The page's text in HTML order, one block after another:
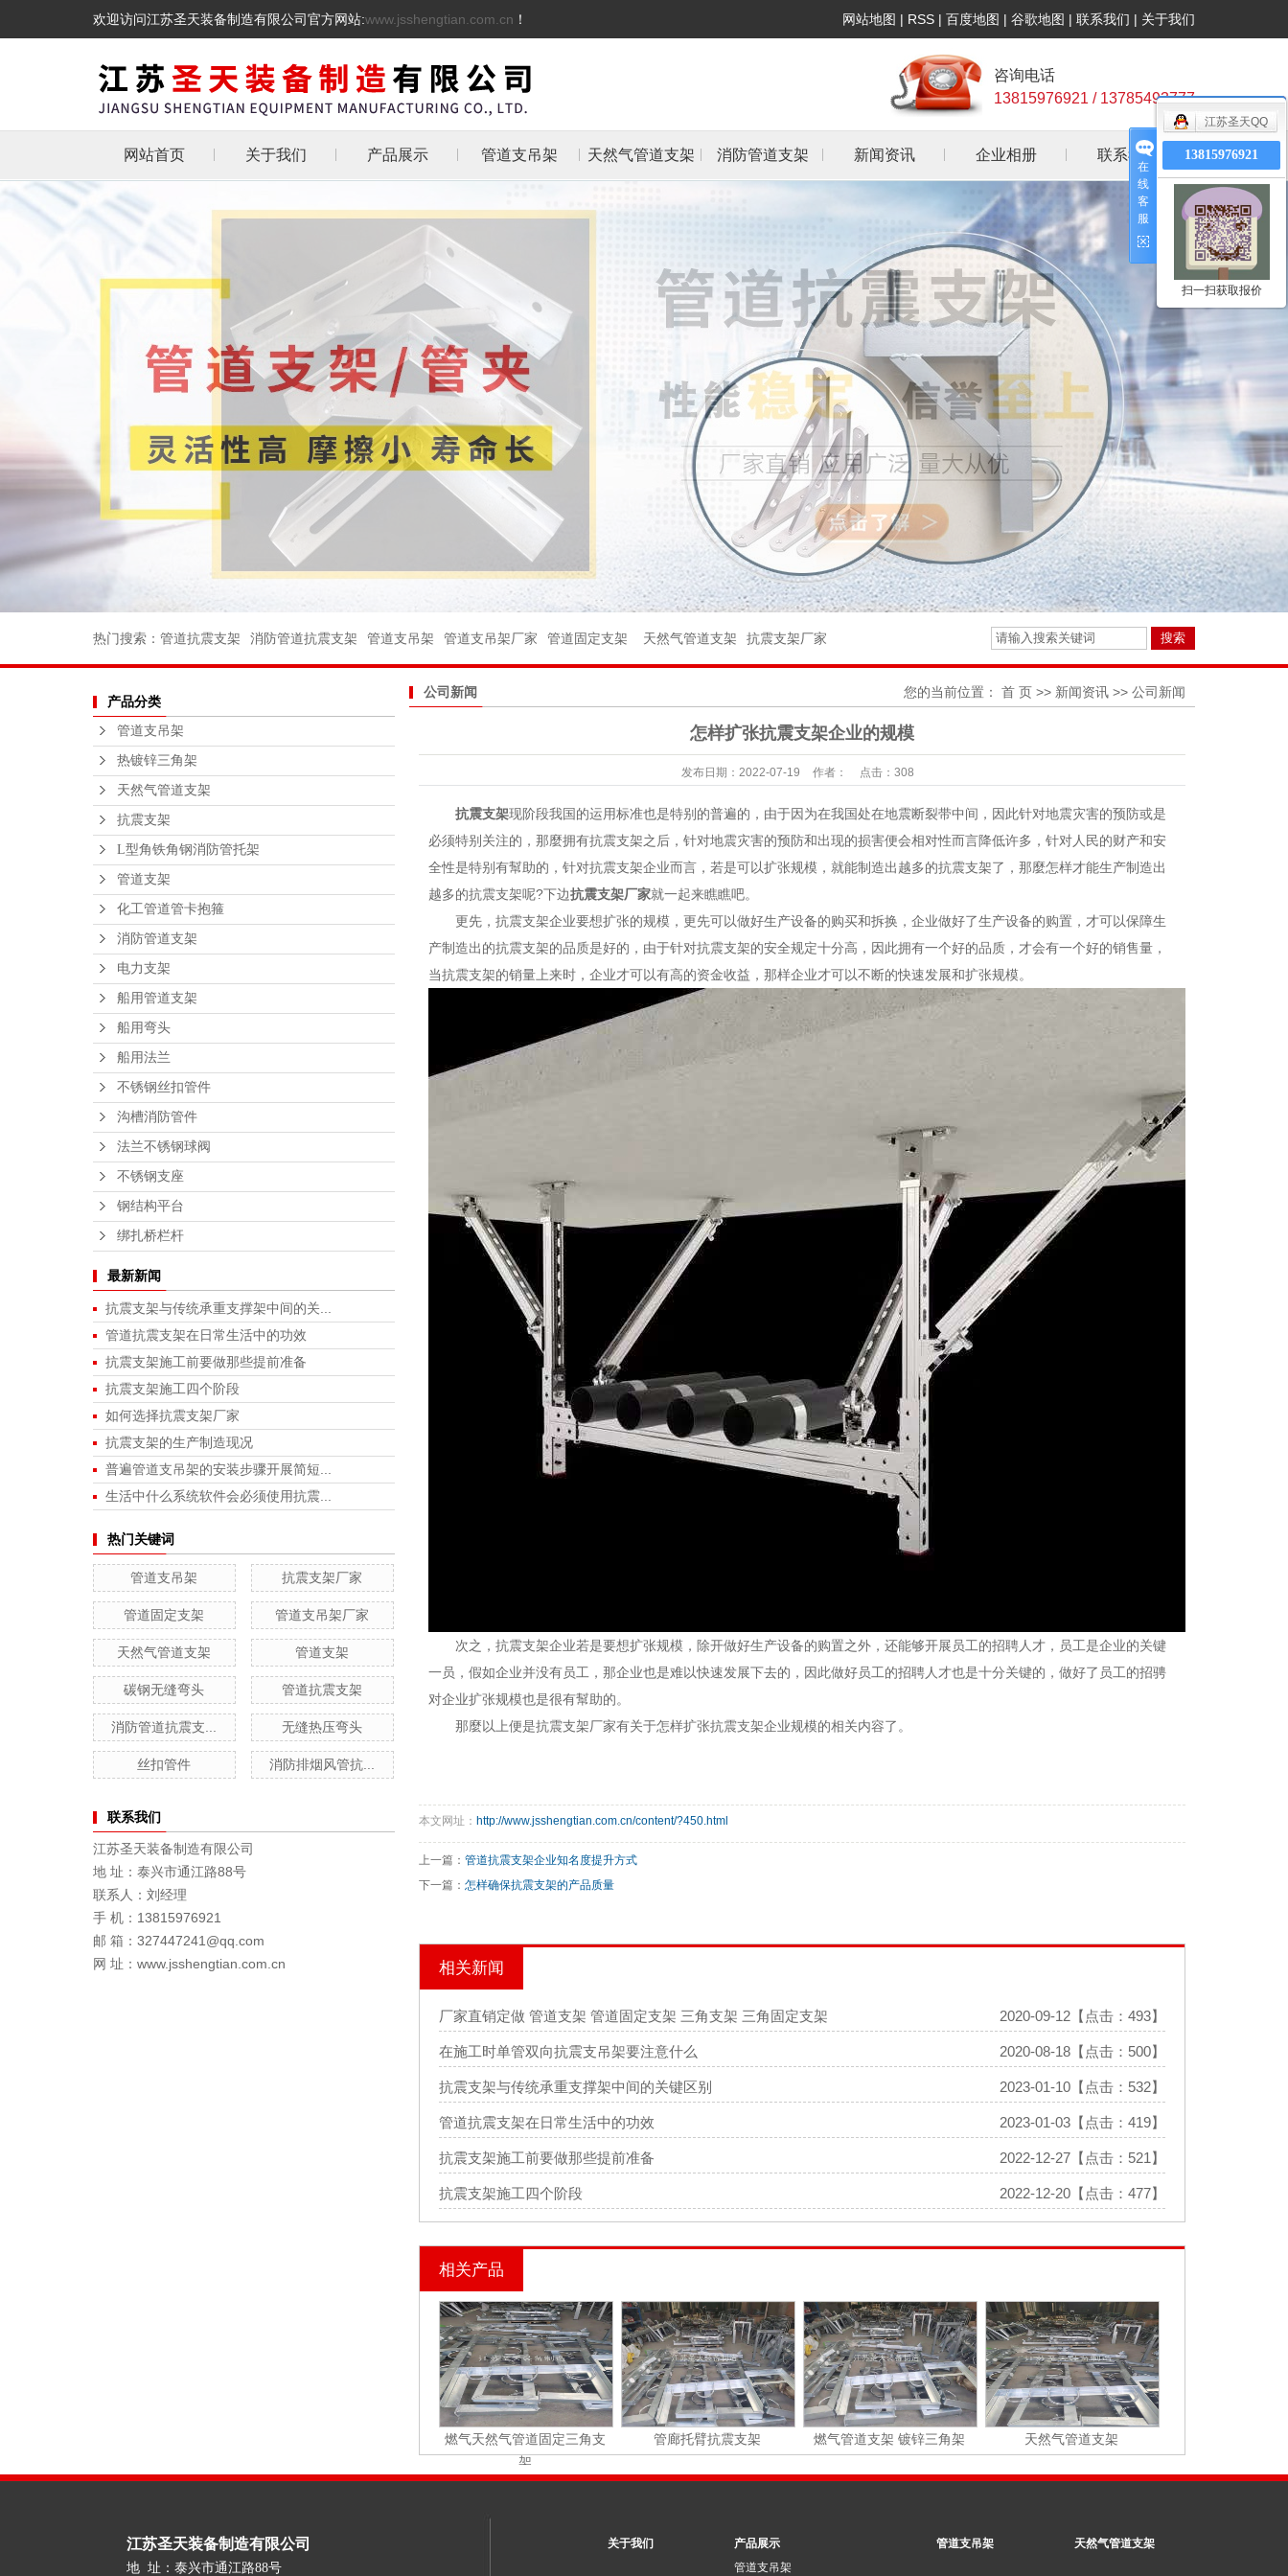
欢迎访问江苏圣天装备制造有限公司官方网站:www.jsshengtian.com.cn ！ 网站地图 | RSS | 百度地图 | 谷歌地图 | 联系我们 | 关于我们
咨询电话
13815976921 / 13785493777
网站首页 关于我们 产品展示
热镀锌三角架
天然气管道支架
抗震支架
L型角铁角钢消防管
托架
管道支架
化工管道管卡抱箍
消防管道支架
电力支架
不锈钢丝扣管件
沟槽消防管件
法兰不锈钢球阀
不锈钢支座
钢结构平台
管道支吊架 天然气管道支架 消防管道支架 新闻资讯
行业资讯
常见问答
企业相册 联系我们
热门搜索： 管道抗震支架 消防管道抗震支架 管道支吊架 管道支吊架厂家 管道固定支架 天然气管道支架 抗震支架厂家
产品分类
管道支吊架
热镀锌三角架
天然气管道支架
抗震支架
L型角铁角钢消防管托架
管道支架
化工管道管卡抱箍
消防管道支架
电力支架
船用管道支架
船用弯头
船用法兰
不锈钢丝扣管件
沟槽消防管件
法兰不锈钢球阀
不锈钢支座
钢结构平台
绑扎桥栏杆
最新新闻
抗震支架与传统承重支撑架中间的关...
管道抗震支架在日常生活中的功效
抗震支架施工前要做那些提前准备
抗震支架施工四个阶段
如何选择抗震支架厂家
抗震支架的生产制造现况
普遍管道支吊架的安装步骤开展简短...
生活中什么系统软件会必须使用抗震...
热门关键词
管道支吊架 抗震支架厂家
管道固定支架 管道支吊架厂家
天然气管道支架 管道支架
碳钢无缝弯头 管道抗震支架
消防管道抗震支... 无缝热压弯头
丝扣管件 消防排烟风管抗...
联系我们
江苏圣天装备制造有限公司
地 址：泰兴市通江路88号
联系人：刘经理
手 机：13815976921
邮 箱：327447241@qq.com
网 址：www.jsshengtian.com.cn
公司新闻 您的当前位置： 首 页 >> 新闻资讯 >> 公司新闻
怎样扩张抗震支架企业的规模
发布日期： 2022-07-19 作者： 点击： 308
抗震支架现阶段我国的运用标准也是特别的普遍的，由于因为在我国处在地震断裂带中间，因此针对地震灾害的预防或是
必须特别关注的，那麼拥有抗震支架之后，针对地震灾害的预防和出现的损害便会相对性而言降低许多，针对人民的财产和安
全性是特别有幫助的，针对抗震支架企业而言，若是可以扩张规模，就能制造出越多的抗震支架了，那麼怎样才能生产制造出
越多的抗震支架呢?下边抗震支架厂家就一起来瞧瞧吧。
更先，抗震支架企业要想扩张的规模，更先可以做好生产设备的购买和拆换，企业做好了生产设备的购置，才可以保障生
产制造出的抗震支架的品质是好的，由于针对抗震支架的安全规定十分高，因此拥有一个好的品质，才会有一个好的销售量，
当抗震支架的销量上来时，企业才可以有高的资金收益，那样企业才可以不断的快速发展和扩张规模。
次之，抗震支架企业若是要想扩张规模，除开做好生产设备的购置之外，还能够开展员工的招聘人才，员工是企业的关键
一员，假如企业并没有员工，那企业也是难以快速发展下去的，因此做好员工的招聘人才也是十分关键的，做好了员工的招骋
对企业扩张规模也是很有幫助的。
那麼以上便是抗震支架厂家有关于怎样扩张抗震支架企业规模的相关内容了。
本文网址： http://www.jsshengtian.com.cn/content/?450.html
上一篇： 管道抗震支架企业知名度提升方式
下一篇： 怎样确保抗震支架的产品质量
相关新闻
2020-09-12【点击：493】
厂家直销定做 管道支架 管道固定支架 三角支架 三角固定支架
2020-08-18【点击：500】
在施工时单管双向抗震支吊架要注意什么
2023-01-10【点击：532】
抗震支架与传统承重支撑架中间的关键区别
2023-01-03【点击：419】
管道抗震支架在日常生活中的功效
2022-12-27【点击：521】
抗震支架施工前要做那些提前准备
2022-12-20【点击：477】
抗震支架施工四个阶段
相关产品
燃气天然气管道固定三角支
架
管廊托臂抗震支架 燃气管道支架 镀锌三角架 天然气管道支架
江苏圣天装备制造有限公司
地 址：泰兴市通江路88号
关于我们
产品展示
管道支吊架
管道支吊架 天然气管道支架
在
线
客
服
江苏圣天QQ
13815976921
扫一扫获取报价